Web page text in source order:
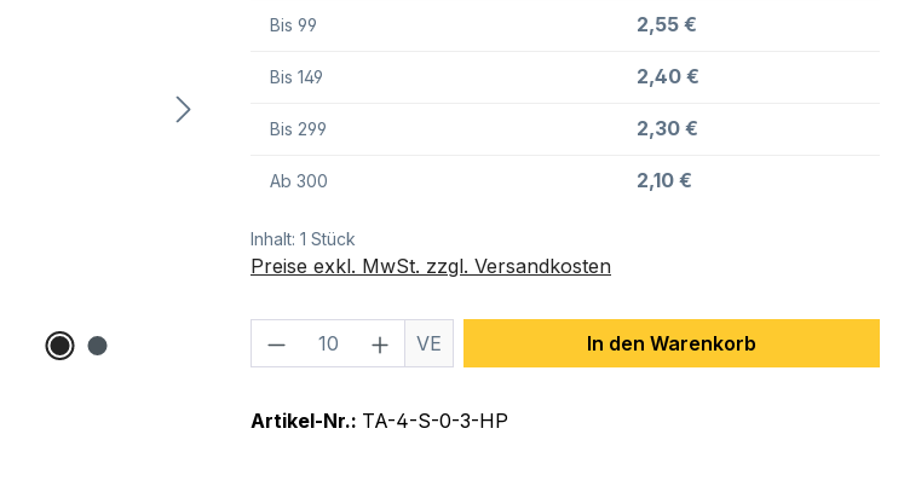
Bis 99 2,55 €
Bis 149 2,40 €
Bis 299 2,30 €
Ab 300 2,10 €
Inhalt: 1 Stück
Preise exkl. MwSt. zzgl. Versandkosten
Produkt Anzahl: Gib den gewünschten Wert
VE In den Warenkorb
Artikel-Nr.: TA-4-S-0-3-HP